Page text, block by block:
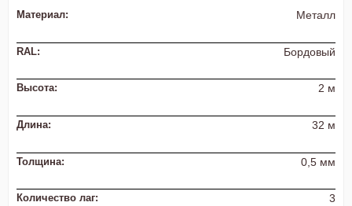
Материал: Металл
RAL: Бордовый
Высота: 2 м
Длина: 32 м
Толщина: 0,5 мм
Количество лаг: 3